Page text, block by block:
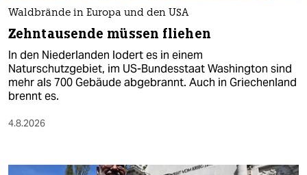
Waldbrände in Europa und den USA
Zehntausende müssen fliehen
In den Niederlanden lodert es in einem
Naturschutzgebiet, im US-Bundesstaat Washington sind
mehr als 700 Gebäude abgebrannt. Auch in Griechenland
brennt es.
4.8.2026